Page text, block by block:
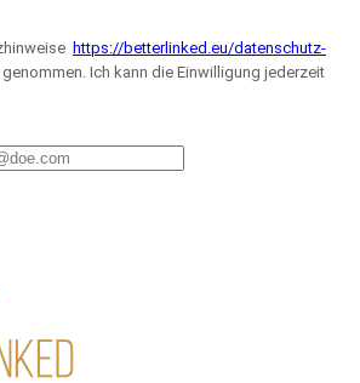
https://betterlinked.eu/datenschutz-
genommen. Ich kann die Einwilligung jederzeit